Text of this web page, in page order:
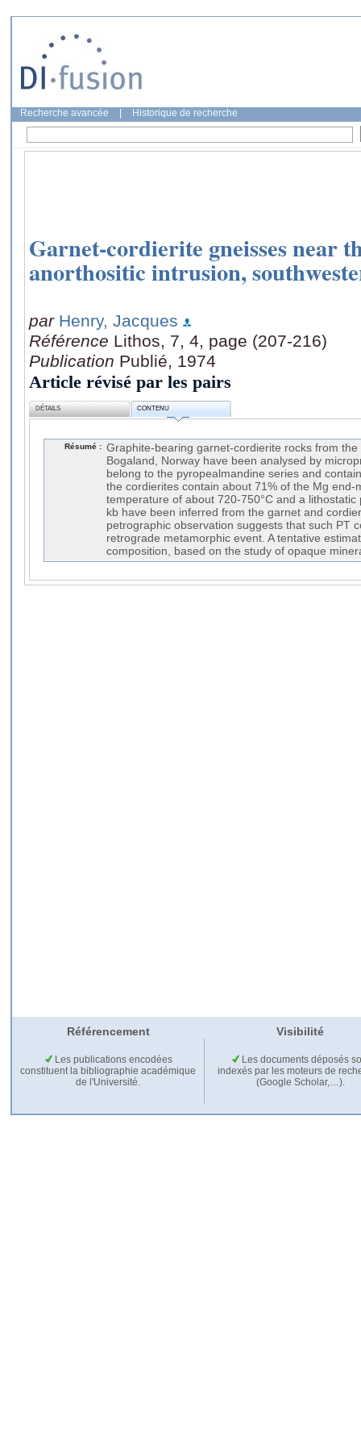
Recherche avancée Historique de recherche
Garnet-cordierite gneisses near
anorthositic intrusion,
par Henry, Jacques
Référence Lithos, 7, 4, page (207-216)
Publication Publié, 1974
Article révisé par les pairs
DÉTAILS CONTENU
Résumé : Graphite-bearing garnet-cordierite rocks from
Bogaland, Norway have been analysed by
belong to the pyropealmandine series and
the cordierites contain about 71% of the Mg end-
temperature of about 720-750°C and a
kb have been inferred from the garnet and
petrographic observation suggests that such PT
retrograde metamorphic event. A tentative
composition, based on the study of opaque
Référencement Visibilité
Les publications encodées
constituent la bibliographie académique
de l'Université.
Les documents déposés
indexés par les moteurs de
(Google Scholar,…).